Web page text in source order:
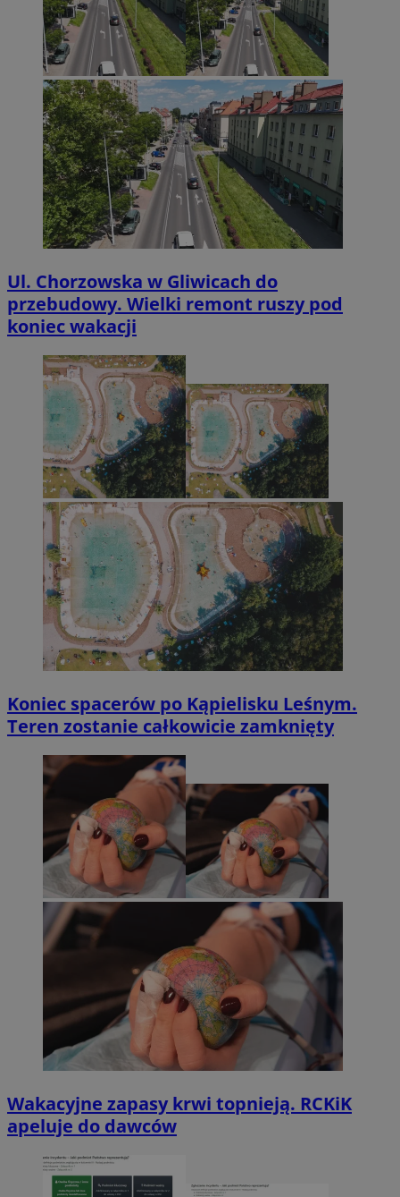
Ul. Chorzowska w Gliwicach do
przebudowy. Wielki remont ruszy pod
koniec wakacji
Koniec spacerów po Kąpielisku Leśnym.
Teren zostanie całkowicie zamknięty
Wakacyjne zapasy krwi topnieją. RCKiK
apeluje do dawców